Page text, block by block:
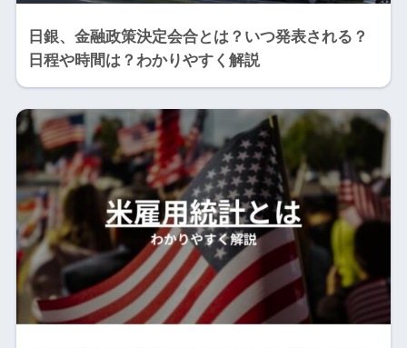
日銀、金融政策決定会合とは？いつ発表される？
日程や時間は？わかりやすく解説